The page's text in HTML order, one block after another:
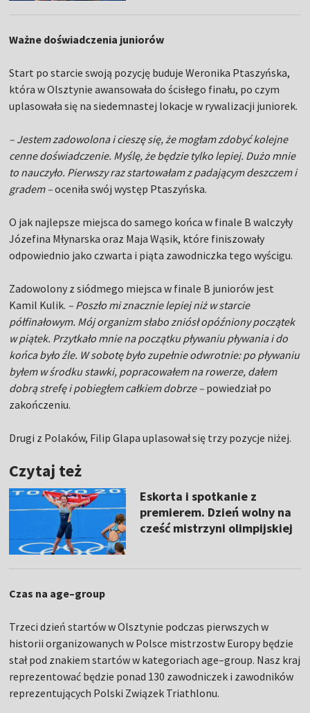
Ważne doświadczenia juniorów
Start po starcie swoją pozycję buduje Weronika Ptaszyńska,
która w Olsztynie awansowała do ścisłego finału, po czym
uplasowała się na siedemnastej lokacje w rywalizacji juniorek.
– Jestem zadowolona i cieszę się, że mogłam zdobyć kolejne
cenne doświadczenie. Myślę, że będzie tylko lepiej. Dużo mnie
to nauczyło. Pierwszy raz startowałam z padającym deszczem i
gradem –oceniła swój występ Ptaszyńska.
O jak najlepsze miejsca do samego końca w finale B walczyły
Józefina Młynarska oraz Maja Wąsik, które finiszowały
odpowiednio jako czwarta i piąta zawodniczka tego wyścigu.
Zadowolony z siódmego miejsca w finale B juniorów jest
Kamil Kulik. – Poszło mi znacznie lepiej niż w starcie
półfinałowym. Mój organizm słabo zniósł opóźniony początek
w piątek. Przytkało mnie na początku pływaniu pływania i do
końca było źle. W sobotę było zupełnie odwrotnie: po pływaniu
byłem w środku stawki, popracowałem na rowerze, dałem
dobrą strefę i pobiegłem całkiem dobrze – powiedział po
zakończeniu.
Drugi z Polaków, Filip Glapa uplasował się trzy pozycje niżej.
Czytaj też
Eskorta i spotkanie z
premierem. Dzień wolny na
cześć mistrzyni olimpijskiej
Czas na age–group
Trzeci dzień startów w Olsztynie podczas pierwszych w
historii organizowanych w Polsce mistrzostw Europy będzie
stał pod znakiem startów w kategoriach age–group. Nasz kraj
reprezentować będzie ponad 130 zawodniczek i zawodników
reprezentujących Polski Związek Triathlonu.